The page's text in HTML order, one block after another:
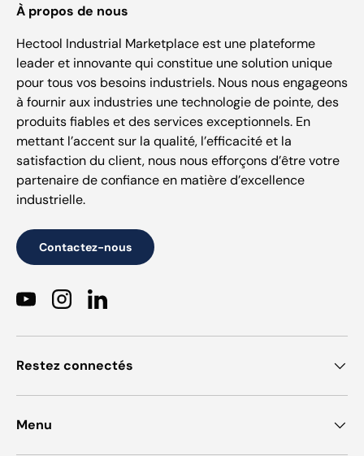
À propos de nous
Hectool Industrial Marketplace est une plateforme
leader et innovante qui constitue une solution unique
pour tous vos besoins industriels. Nous nous engageons
à fournir aux industries une technologie de pointe, des
produits fiables et des services exceptionnels. En
mettant l’accent sur la qualité, l’efficacité et la
satisfaction du client, nous nous efforçons d’être votre
partenaire de confiance en matière d’excellence
industrielle.
Contactez-nous
YouTubeInstagramLinkedIn
Restez connectés
Menu